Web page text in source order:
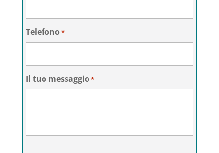
Telefono*
Il tuo messaggio*